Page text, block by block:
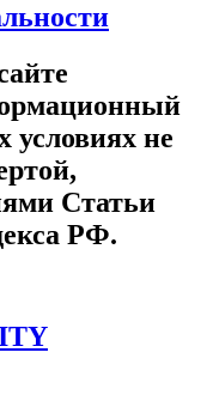
условиях не
Статьи
РФ.